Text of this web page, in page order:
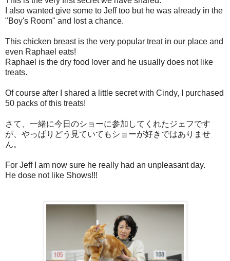
I also wanted give some to Jeff too but he was already in the
"Boy's Room" and lost a chance.
This chicken breast is the very popular treat in our place and
even Raphael eats!
Raphael is the dry food lover and he usually does not like
treats.
Of course after I shared a little secret with Cindy, I purchased
50 packs of this treats!
さて、一緒に今日のショーに参加してくれたジェフです
が、やっぱりどう見ていてもショーが好きではありませ
ん。
For Jeff I am now sure he really had an unpleasant day.
He dose not like Shows!!!